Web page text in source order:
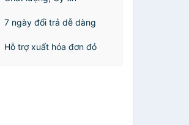
7 ngày đổi trả dễ dàng
Hỗ trợ xuất hóa đơn đỏ